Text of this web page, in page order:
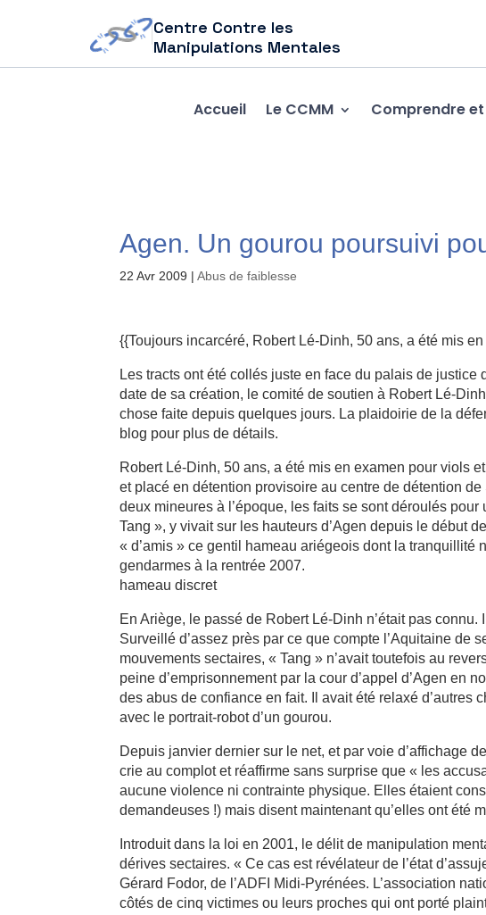
Centre Contre les
Manipulations Mentales
Accueil Le CCMM Comprendre
Agen. Un gourou poursuivi
22 Avr 2009 |Abus de faiblesse
{{Toujours incarcéré, Robert Lé-Dinh, 50 ans, a été mis
Les tracts ont été collés juste en face du palais de justice
date de sa création, le comité de soutien à Robert Lé-
chose faite depuis quelques jours. La plaidoirie de la
blog pour plus de détails.
Robert Lé-Dinh, 50 ans, a été mis en examen pour viols
et placé en détention provisoire au centre de détention
deux mineures à l’époque, les faits se sont déroulés
Tang », y vivait sur les hauteurs d’Agen depuis le début
« d’amis » ce gentil hameau ariégeois dont la tranquillité
gendarmes à la rentrée 2007.
hameau discret
En Ariège, le passé de Robert Lé-Dinh n’était pas
Surveillé d’assez près par ce que compte l’Aquitaine de
mouvements sectaires, « Tang » n’avait toutefois au
peine d’emprisonnement par la cour d’appel d’Agen en
des abus de confiance en fait. Il avait été relaxé d’autres
avec le portrait-robot d’un gourou.
Depuis janvier dernier sur le net, et par voie d’affichage
crie au complot et réaffirme sans surprise que « les
aucune violence ni contrainte physique. Elles étaient
demandeuses !) mais disent maintenant qu’elles ont été
Introduit dans la loi en 2001, le délit de manipulation
dérives sectaires. « Ce cas est révélateur de l’état
Gérard Fodor, de l’ADFI Midi-Pyrénées. L’association
côtés de cinq victimes ou leurs proches qui ont porté